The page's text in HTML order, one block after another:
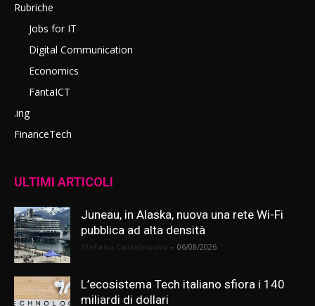
Rubriche
Jobs for IT
Digital Communication
Economics
FantaICT
.ing
FinanceTech
ULTIMI ARTICOLI
Juneau, in Alaska, nuova una rete Wi-Fi
pubblica ad alta densità
- 06/08/2026
L’ecosistema Tech italiano sfiora i 140
miliardi di dollari